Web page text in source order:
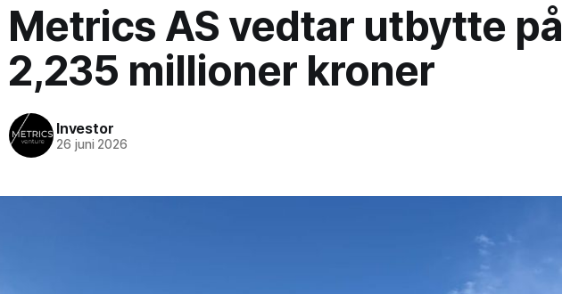
Metrics AS vedtar utbytte på
2,235 millioner kroner
Investor
26 juni 2026